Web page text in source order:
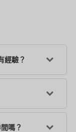
經驗？
嗎？